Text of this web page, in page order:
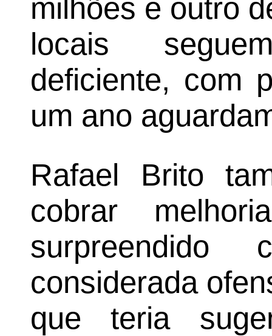
milhões e outro
locais
deficiente, com
um ano
Rafael Brito
cobrar
surpreendido
considerada
que teria